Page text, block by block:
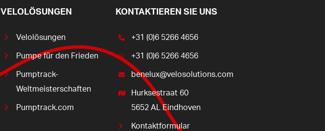
VELOLÖSUNGEN
Velolösungen
Pumpe für den Frieden
Pumptrack-
Weltmeisterschaften
Pumptrack.com
KONTAKTIEREN SIE UNS
+31 (0)6 5266 4656
+31 (0)6 5266 4656
benelux@velosolutions.com
Hurksestraat 60
5652 AL Eindhoven
Kontaktformular